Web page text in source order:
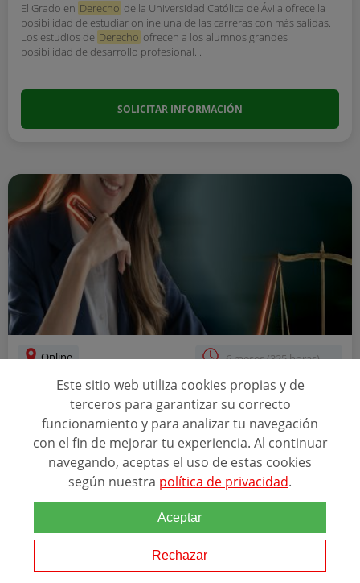
El Grado en Derecho de la Universidad Católica de Ávila ofrece la
posibilidad de estudiar online una de las carreras con más salidas.
Los estudios de Derecho ofrecen a los alumnos grandes
posibilidad de desarrollo profesional...
SOLICITAR INFORMACIÓN
Online 6 meses (325 horas) ...
CURSO DE ESPECIALIZACIÓN EN DERECHOS
HUMANOS DEMOCRACIA Y CONFLICTO UOC
IDHC
ACREDITACIONES
+133
Relacionado con esta temática
El 10 de diciembre de 1948, la Asamblea General de las Naciones
Unidas aprobó la Declaración Universal deDerechos Humanos. En
Este sitio web utiliza cookies propias y de
terceros para garantizar su correcto
funcionamiento y para analizar tu navegación
con el fin de mejorar tu experiencia. Al continuar
navegando, aceptas el uso de estas cookies
según nuestra política de privacidad.
Aceptar
Rechazar